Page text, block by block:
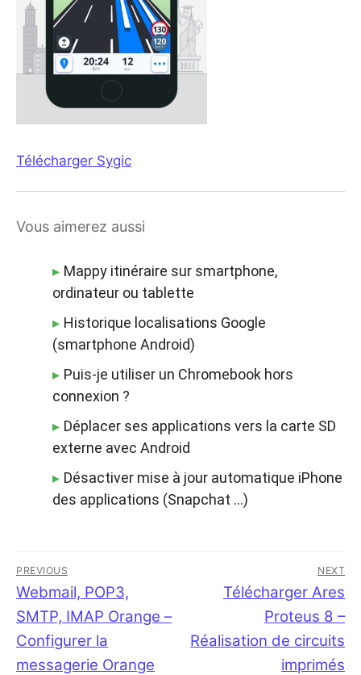
Télécharger Sygic
Vous aimerez aussi
Mappy itinéraire sur smartphone,
ordinateur ou tablette
Historique localisations Google
(smartphone Android)
Puis-je utiliser un Chromebook hors
connexion ?
Déplacer ses applications vers la carte SD
externe avec Android
Désactiver mise à jour automatique iPhone
des applications (Snapchat …)
Navigation
de
l’article
PREVIOUS
Previous
post:
Webmail, POP3,
SMTP, IMAP Orange –
Configurer la
messagerie Orange
NEXT
Next
Télécharger Ares
Proteus 8 –
Réalisation de circuits
imprimés